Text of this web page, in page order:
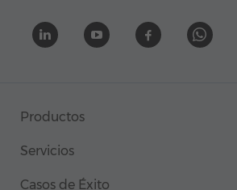
Productos
Servicios
Casos de Éxito